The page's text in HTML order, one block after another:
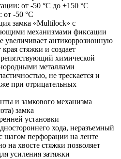
от -50 °С до +150 °С
от -50 °С
замка «Multilock» с
механизмами фиксации
увеличивает антикоррозионную
края стяжки и создает
химической
металлами
не трескается и
при отрицательных
и замкового механизма
замка
установки
хода, неразъемный
шагом перфорации на ленте
на хвосте стяжки позволяет
усиления затяжки